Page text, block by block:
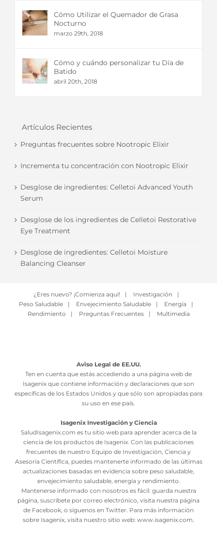
Cómo Utilizar el Quemador de Grasa
Nocturno
marzo 29th, 2018
Cómo y cuándo personalizar tu Día de
Batido
abril 20th, 2018
Artículos Recientes
Preguntas frecuentes sobre Nootropic Elixir
Incrementa tu concentración con Nootropic Elixir
Desglose de ingredientes: Celletoi Advanced Youth
Serum
Desglose de los ingredientes de Celletoi Restorative
Eye Treatment
Desglose de ingredientes: Celletoi Moisture
Balancing Cleanser
¿Eres nuevo? ¡Comienza aquí! | Investigación
|
Peso Saludable
| Envejecimiento Saludable | Energía
|
Rendimiento
| Preguntas Frecuentes | Multimedia
Aviso Legal de EE.UU.
Ten en cuenta que estás accediendo a una página web de
Isagenix que contiene información y declaraciones que son
específicas de los Estados Unidos y que sólo son apropiadas para
su uso en ese país.
Isagenix Investigación y Ciencia
SaludIsagenix.com es tu sitio web para aprender acerca de la
ciencia de los productos de Isagenix. Con las publicaciones
frecuentes de nuestro Equipo de Investigación, Ciencia y
Asesoría Científica, puedes mantenerte informado de las últimas
actualizaciones basadas en evidencia sobre peso saludable,
envejecimiento saludable, energía y rendimiento.
Mantenerse informado con nosotros es fácil: guarda nuestra
página, suscríbete por correo electrónico, visita nuestra página
de Facebook, o síguenos en Twitter. Para más información
sobre Isagenix, visita nuestro sitio web: www.isagenix.com.